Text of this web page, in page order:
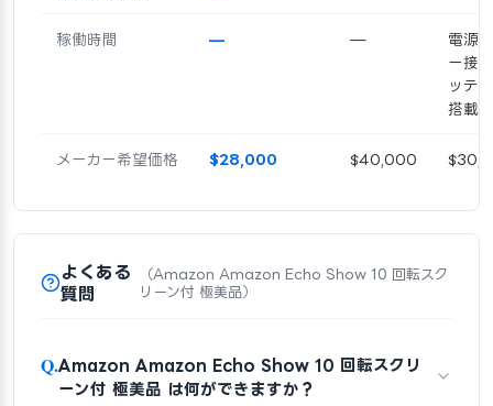
稼働時間 — —
電源
ー接
ッテ
搭載）
メーカー希望価格 $28,000 $40,000
よくある
質問
（Amazon Amazon Echo Show 10 回転スク
リーン付 極美品）
Q.Amazon Amazon Echo Show 10 回転スクリ
ーン付 極美品 は何ができますか？